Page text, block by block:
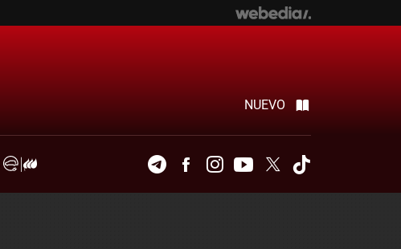
NUEVO
TelegramFacebookInstagramYoutubeTwitter